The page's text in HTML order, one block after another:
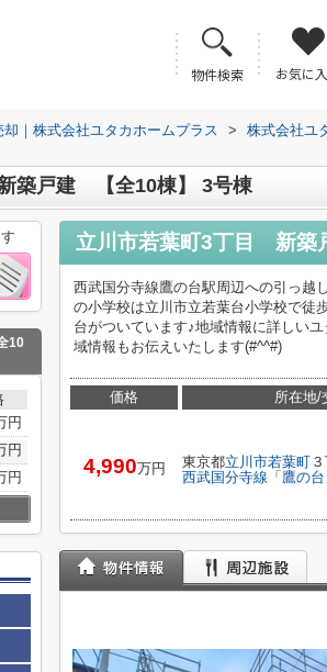
物件検索 お気に
｜株式会社ユタカホームプラス > 株式会社ユ
築戸建 【全10棟】 3号棟
立川市若葉町3丁目 新築
西武国分寺線鷹の台駅周辺への引っ
の小学校は立川市立若葉台小学校で徒
台がついています♪地域情報に詳しい
域情報もお伝えいたします(#^^#)
価格
4,990万円
所在地/
東京都立川市若葉町
西武国分寺線 「 鷹の台
10
円
円
円